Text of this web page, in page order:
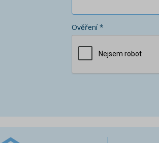
Ověření *